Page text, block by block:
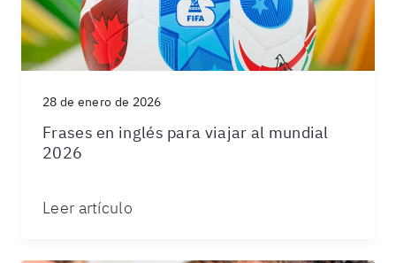
28 de enero de 2026
Frases en inglés para viajar al mundial
2026
Leer artículo